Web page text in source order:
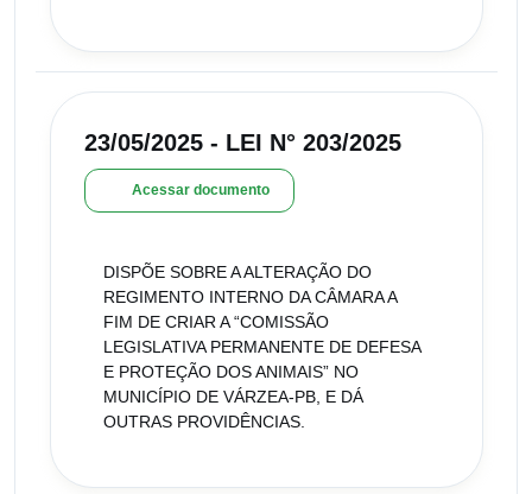
23/05/2025 - LEI N° 203/2025
Acessar documento
DISPÕE SOBRE A ALTERAÇÃO DO
REGIMENTO INTERNO DA CÂMARA A
FIM DE CRIAR A “COMISSÃO
LEGISLATIVA PERMANENTE DE DEFESA
E PROTEÇÃO DOS ANIMAIS” NO
MUNICÍPIO DE VÁRZEA-PB, E DÁ
OUTRAS PROVIDÊNCIAS.